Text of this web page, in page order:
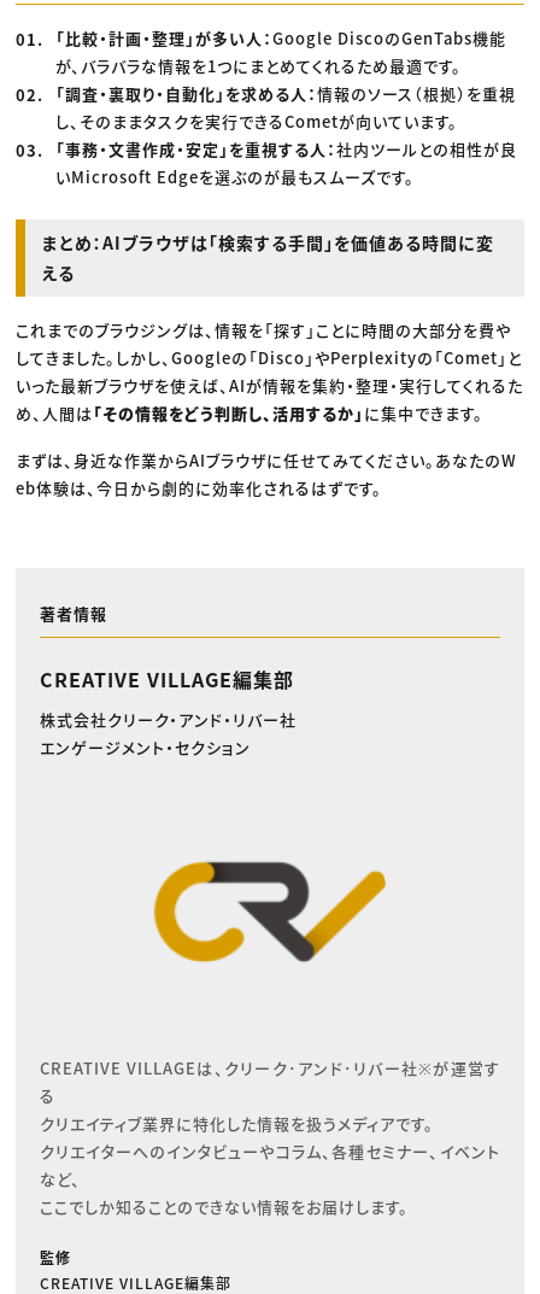
「比較・計画・整理」が多い人：Google DiscoのGenTabs機能
が、バラバラな情報を1つにまとめてくれるため最適です。
「調査・裏取り・自動化」を求める人：情報のソース（根拠）を重視
し、そのままタスクを実行できるCometが向いています。
「事務・文書作成・安定」を重視する人：社内ツールとの相性が良
いMicrosoft Edgeを選ぶのが最もスムーズです。
まとめ：AIブラウザは「検索する手間」を価値ある時間に変
える
これまでのブラウジングは、情報を「探す」ことに時間の大部分を費や
してきました。しかし、Googleの「Disco」やPerplexityの「Comet」と
いった最新ブラウザを使えば、AIが情報を集約・整理・実行してくれるた
め、人間は「その情報をどう判断し、活用するか」 に集中できます。
まずは、身近な作業からAIブラウザに任せてみてください。あなたのW
eb体験は、今日から劇的に効率化されるはずです。
著者情報
CREATIVE VILLAGE編集部
株式会社クリーク・アンド・リバー社
エンゲージメント・セクション
CREATIVE VILLAGEは、クリーク･アンド･リバー社※が運営す
る
クリエイティブ業界に特化した情報を扱うメディアです。
クリエイターへのインタビューやコラム、各種セミナー、イベント
など、
ここでしか知ることのできない情報をお届けします。
監修
CREATIVE VILLAGE編集部